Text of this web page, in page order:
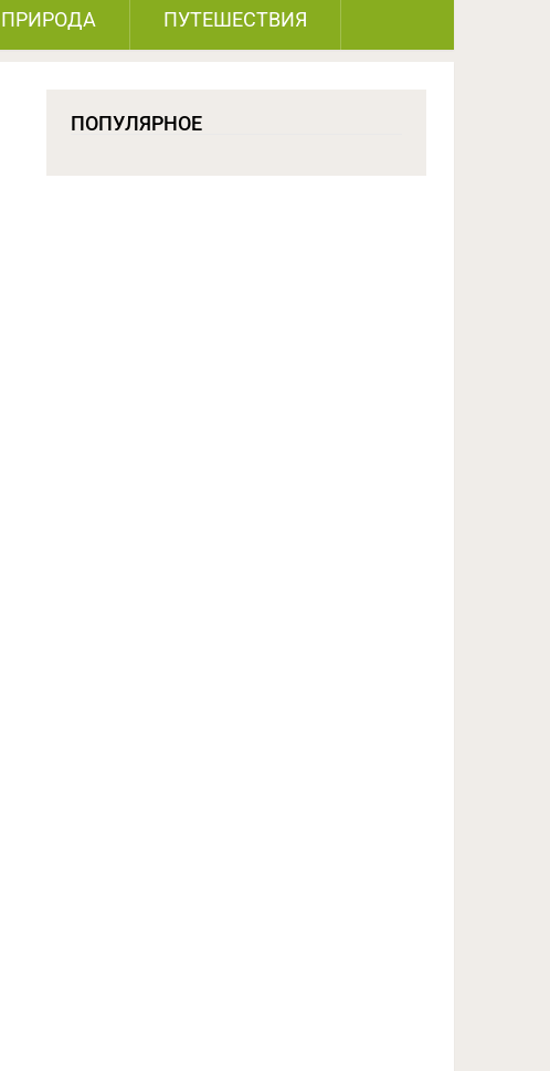
ПРИРОДА ПУТЕШЕСТВИЯ
ПОПУЛЯРНОЕ